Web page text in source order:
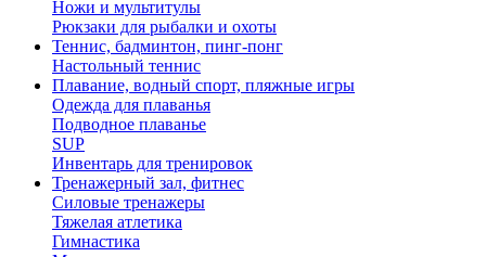
Ножи и мультитулы
Рюкзаки для рыбалки и охоты
Теннис, бадминтон, пинг-понг
Настольный теннис
Плавание, водный спорт, пляжные игры
Одежда для плаванья
Подводное плаванье
SUP
Инвентарь для тренировок
Тренажерный зал, фитнес
Силовые тренажеры
Тяжелая атлетика
Гимнастика